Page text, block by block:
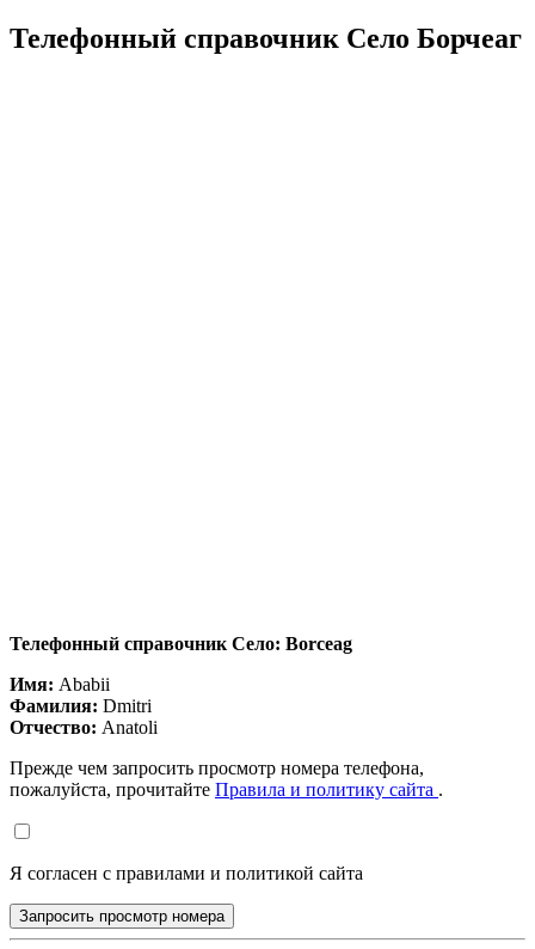
Телефонный справочник Село Борчеаг
Телефонный справочник Село: Borceag
Имя: Ababii
Фамилия: Dmitri
Отчество: Anatoli
Прежде чем запросить просмотр номера телефона,
пожалуйста, прочитайте Правила и политику сайта .
Я согласен с правилами и политикой сайта
Запросить просмотр номера